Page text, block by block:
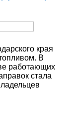
края
В
работающих
стала